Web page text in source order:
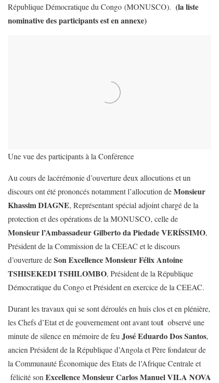
République Démocratique du Congo (MONUSCO). (la liste
nominative des participants est en annexe)
Une vue des participants à la Conférence
Au cours de lacérémonie d’ouverture deux allocutions et un
discours ont été prononcés notamment l’allocution deMonsieur
Khassim DIAGNE, Représentant spécial adjoint chargé de la
protection et des opérations de la MONUSCO, celle de
Monsieurl’Ambassadeur Gilberto da Piedade VERĺSSIMO,
Président de la Commission de la CEEAC et le discours
d’ouverture deSon Excellence Monsieur Félix Antoine
TSHISEKEDI TSHILOMBO, Président de la République
Démocratique du Congo et Président en exercice de la CEEAC.
Durant les travaux qui se sont déroulés en huis clos et en plénière,
les Chefs d’Etat et de gouvernement ont avant tout observé une
minute de silence en mémoire de feu José Eduardo Dos Santos,
ancien Président de la République d’Angola et Père fondateur de
la Communauté Économique des Etats de l’Afrique Centrale et
félicité son Excellence Monsieur Carlos Manuel VILA NOVA